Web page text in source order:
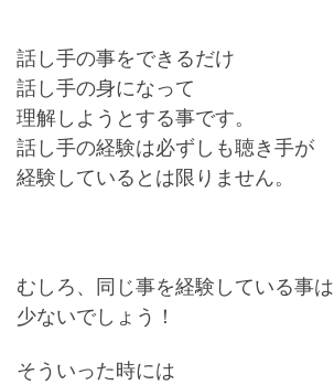
話し手の事をできるだけ
話し手の身になって
理解しようとする事です。
話し手の経験は必ずしも聴き手が
経験しているとは限りません。
むしろ、同じ事を経験している事は
少ないでしょう！
そういった時には